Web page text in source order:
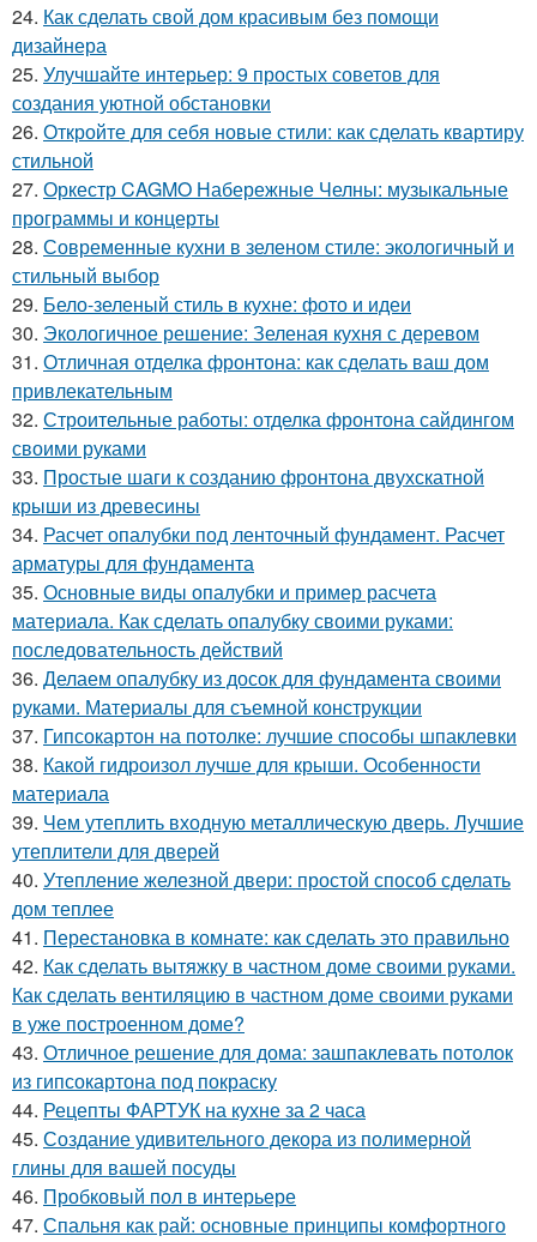
24. Как сделать свой дом красивым без помощи
дизайнера
25. Улучшайте интерьер: 9 простых советов для
создания уютной обстановки
26. Откройте для себя новые стили: как сделать квартиру
стильной
27. Оркестр CAGMO Набережные Челны: музыкальные
программы и концерты
28. Современные кухни в зеленом стиле: экологичный и
стильный выбор
29. Бело-зеленый стиль в кухне: фото и идеи
30. Экологичное решение: Зеленая кухня с деревом
31. Отличная отделка фронтона: как сделать ваш дом
привлекательным
32. Строительные работы: отделка фронтона сайдингом
своими руками
33. Простые шаги к созданию фронтона двухскатной
крыши из древесины
34. Расчет опалубки под ленточный фундамент. Расчет
арматуры для фундамента
35. Основные виды опалубки и пример расчета
материала. Как сделать опалубку своими руками:
последовательность действий
36. Делаем опалубку из досок для фундамента своими
руками. Материалы для съемной конструкции
37. Гипсокартон на потолке: лучшие способы шпаклевки
38. Какой гидроизол лучше для крыши. Особенности
материала
39. Чем утеплить входную металлическую дверь. Лучшие
утеплители для дверей
40. Утепление железной двери: простой способ сделать
дом теплее
41. Перестановка в комнате: как сделать это правильно
42. Как сделать вытяжку в частном доме своими руками.
Как сделать вентиляцию в частном доме своими руками
в уже построенном доме?
43. Отличное решение для дома: зашпаклевать потолок
из гипсокартона под покраску
44. Рецепты ФАРТУК на кухне за 2 часа
45. Создание удивительного декора из полимерной
глины для вашей посуды
46. Пробковый пол в интерьере
47. Спальня как рай: основные принципы комфортного